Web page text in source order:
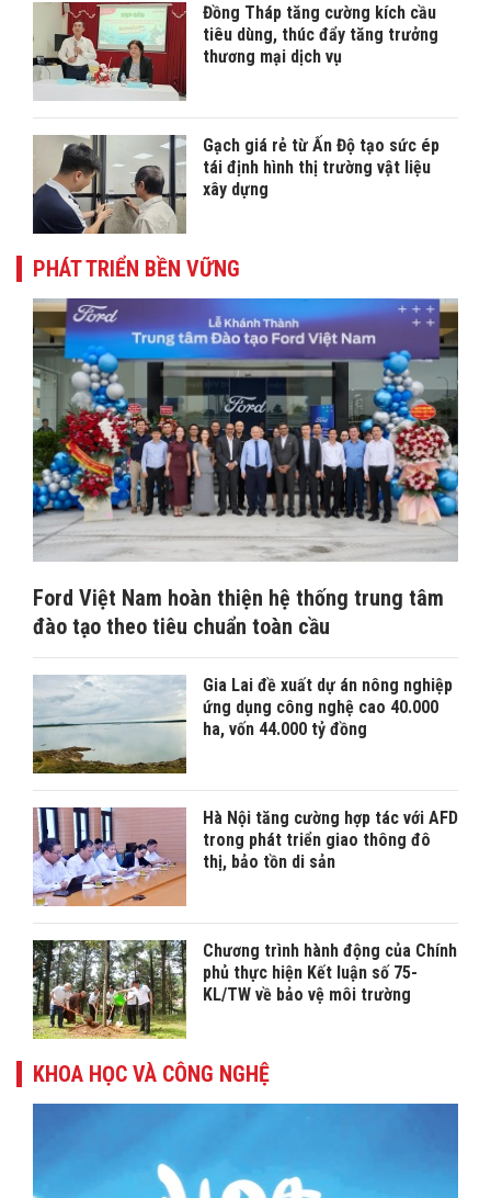
Đồng Tháp tăng cường kích cầu
tiêu dùng, thúc đẩy tăng trưởng
thương mại dịch vụ
Gạch giá rẻ từ Ấn Độ tạo sức ép
tái định hình thị trường vật liệu
xây dựng
PHÁT TRIỂN BỀN VỮNG
Ford Việt Nam hoàn thiện hệ thống trung tâm
đào tạo theo tiêu chuẩn toàn cầu
Gia Lai đề xuất dự án nông nghiệp
ứng dụng công nghệ cao 40.000
ha, vốn 44.000 tỷ đồng
Hà Nội tăng cường hợp tác với AFD
trong phát triển giao thông đô
thị, bảo tồn di sản
Chương trình hành động của Chính
phủ thực hiện Kết luận số 75-
KL/TW về bảo vệ môi trường
KHOA HỌC VÀ CÔNG NGHỆ